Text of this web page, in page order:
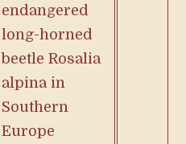
endangered
long-horned
beetle Rosalia
alpina in
Southern
Europe